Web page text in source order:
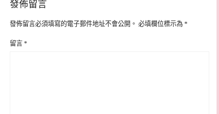
發佈留言
發佈留言必須填寫的電子郵件地址不會公開。 必填欄位標示為 *
留言 *